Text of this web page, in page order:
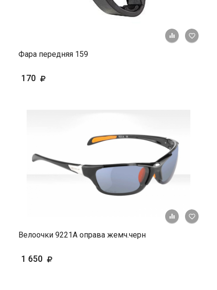
+ К
Фара передняя 159
170
+ К
Велоочки 9221А оправа жемч.черн
1 650